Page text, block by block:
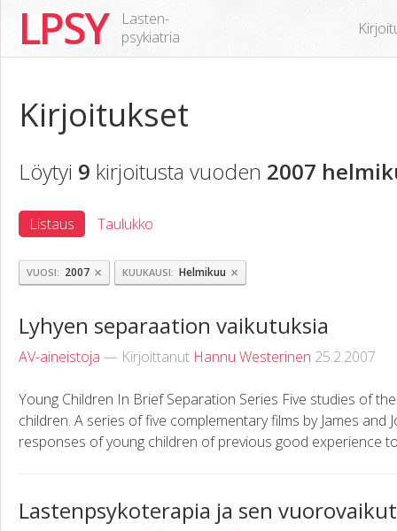
LPSY
Lasten-
psykiatria
Kirjoitukset
Löytyi 9 kirjoitusta vuoden 2007
Listaus Taulukko
VUOSI 2007 × KUUKAUSI Helmikuu ×
Lyhyen separaation vaikutuksia
AV-aineistoja — Kirjoittanut Hannu Westerinen 25.2.2007
Young Children In Brief Separation Series Five studies of
children. A series of five complementary films by James
responses of young children of previous good experience
Lastenpsykoterapia ja sen